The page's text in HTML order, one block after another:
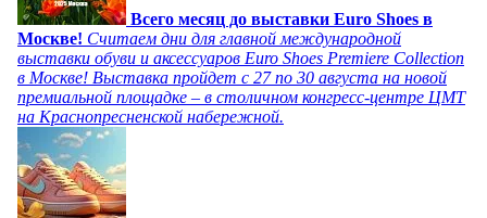
Всего месяц до выставки Euro Shoes в
Москве! Считаем дни для главной международной
выставки обуви и аксессуаров Euro Shoes Premiere Collection
в Москве! Выставка пройдет с 27 по 30 августа на новой
премиальной площадке – в столичном конгресс-центре ЦМТ
на Краснопресненской набережной.